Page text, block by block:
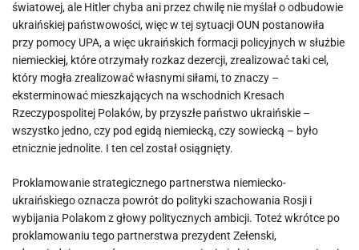
światowej, ale Hitler chyba ani przez chwilę nie myślał o odbudowie
ukraińskiej państwowości, więc w tej sytuacji OUN postanowiła
przy pomocy UPA, a więc ukraińskich formacji policyjnych w służbie
niemieckiej, które otrzymały rozkaz dezercji, zrealizować taki cel,
który mogła zrealizować własnymi siłami, to znaczy –
eksterminować mieszkających na wschodnich Kresach
Rzeczypospolitej Polaków, by przyszłe państwo ukraińskie –
wszystko jedno, czy pod egidą niemiecką, czy sowiecką – było
etnicznie jednolite. I ten cel został osiągnięty.
Proklamowanie strategicznego partnerstwa niemiecko-
ukraińskiego oznacza powrót do polityki szachowania Rosji i
wybijania Polakom z głowy politycznych ambicji. Toteż wkrótce po
proklamowaniu tego partnerstwa prezydent Zełenski,